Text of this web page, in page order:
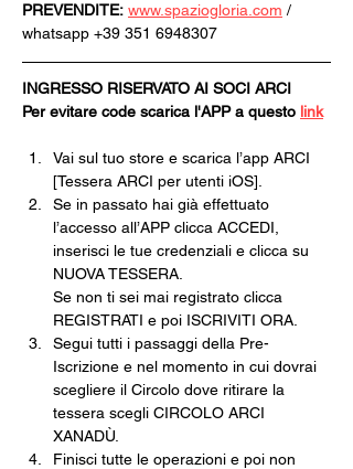
PREVENDITE: www.spaziogloria.com /
whatsapp +39 351 6948307
INGRESSO RISERVATO AI SOCI ARCI
Per evitare code scarica l'APP a questo link
Vai sul tuo store e scarica l’app ARCI
[Tessera ARCI per utenti iOS].
Se in passato hai già effettuato
l’accesso all’APP clicca ACCEDI,
inserisci le tue credenziali e clicca su
NUOVA TESSERA.
Se non ti sei mai registrato clicca
REGISTRATI e poi ISCRIVITI ORA.
Segui tutti i passaggi della Pre-
Iscrizione e nel momento in cui dovrai
scegliere il Circolo dove ritirare la
tessera scegli CIRCOLO ARCI
XANADÙ.
Finisci tutte le operazioni e poi non